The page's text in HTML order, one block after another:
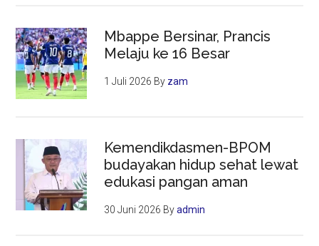
Mbappe Bersinar, Prancis
Melaju ke 16 Besar
1 Juli 2026 By zam
Kemendikdasmen-BPOM
budayakan hidup sehat lewat
edukasi pangan aman
30 Juni 2026 Byadmin